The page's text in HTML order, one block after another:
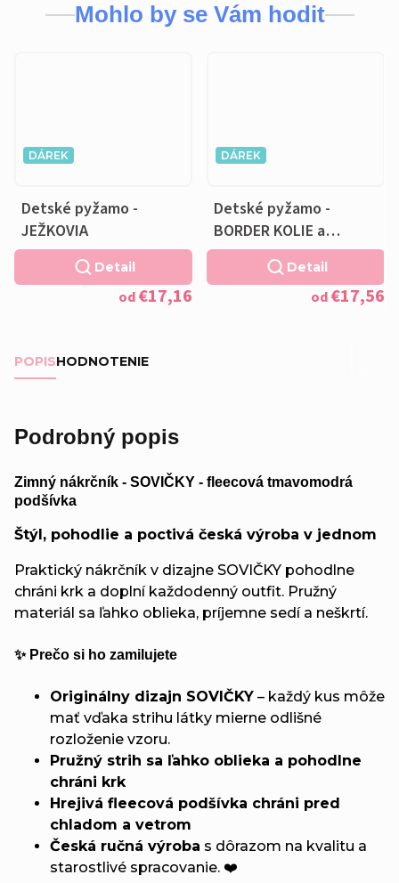
Mohlo by se Vám hodit
DÁREK
Detské pyžamo -
JEŽKOVIA
od€17,16
Detail
DÁREK
Detské pyžamo -
BORDER KOLIE a
VANKÚŠIK ZADARMO
od€17,56
Detail
POPISHODNOTENIE
Podrobný popis
Zimný nákrčník - SOVIČKY - fleecová tmavomodrá
podšívka
Štýl, pohodlie a poctivá česká výroba v jednom
Praktický nákrčník v dizajne SOVIČKY pohodlne
chráni krk a doplní každodenný outfit. Pružný
materiál sa ľahko oblieka, príjemne sedí a neškrtí.
✨ Prečo si ho zamilujete
Originálny dizajn SOVIČKY – každý kus môže
mať vďaka strihu látky mierne odlišné
rozloženie vzoru.
Pružný strih sa ľahko oblieka a pohodlne
chráni krk
Hrejivá fleecová podšívka chráni pred
chladom a vetrom
Česká ručná výroba s dôrazom na kvalitu a
starostlivé spracovanie. ❤️